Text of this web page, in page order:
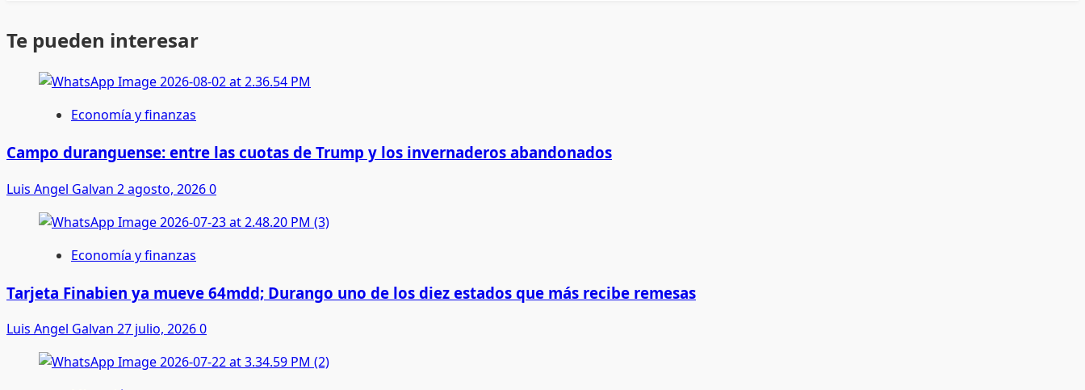
Te pueden interesar
Economía y finanzas
Campo duranguense: entre las cuotas de Trump y los invernaderos abandonados
Luis Angel Galvan 2 agosto, 20260
Economía y finanzas
Tarjeta Finabien ya mueve 64mdd; Durango uno de los diez estados que más recibe remesas
Luis Angel Galvan 27 julio, 20260